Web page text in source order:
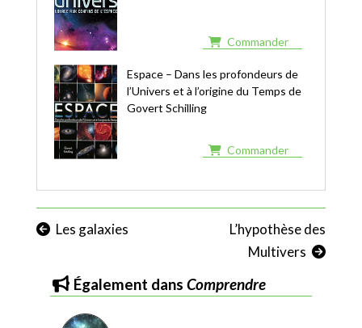
Commander
Espace – Dans les profondeurs de
l’Univers et à l’origine du Temps de
Govert Schilling
Commander
Les galaxies
L’hypothèse des
Multivers
également dans Comprendre